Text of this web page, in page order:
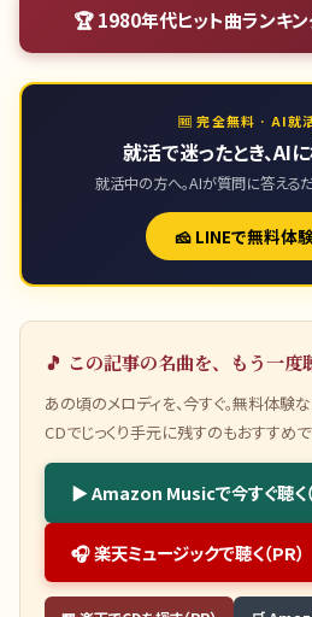
🏆1980年代ヒット曲ランキ
🆓 完全無料 · AI就
就活で迷ったとき、AI
就活中の方へ。AIが質問に答える
🧀 LINEで無料体
🎵 この記事の名曲を、もう一度
あの頃のメロディを、今すぐ。無料体験
CDでじっくり手元に残すのもおすすめで
▶ Amazon Musicで今すぐ聴く（
🎧 楽天ミュージックで聴く（PR）